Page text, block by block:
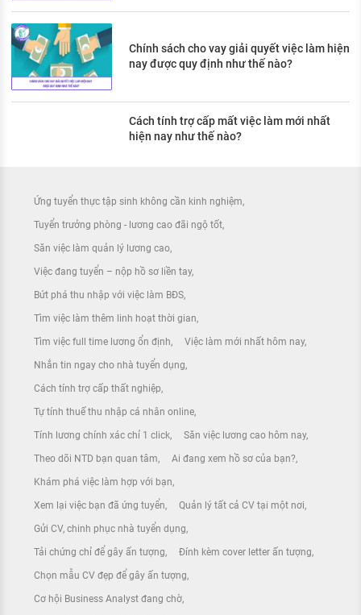
Chính sách cho vay giải quyết việc làm hiện
nay được quy định như thế nào?
Cách tính trợ cấp mất việc làm mới nhất
hiện nay như thế nào?
Ứng tuyển thực tập sinh không cần kinh nghiệm
Tuyển trưởng phòng - lương cao đãi ngộ tốt
Săn việc làm quản lý lương cao
Việc đang tuyển – nộp hồ sơ liền tay
Bứt phá thu nhập với việc làm BĐS
Tìm việc làm thêm linh hoạt thời gian
Tìm việc full time lương ổn định Việc làm mới nhất hôm nay
Nhắn tin ngay cho nhà tuyển dụng
Cách tính trợ cấp thất nghiệp
Tự tính thuế thu nhập cá nhân online
Tính lương chính xác chỉ 1 click Săn việc lương cao hôm nay
Theo dõi NTD bạn quan tâm Ai đang xem hồ sơ của bạn?
Khám phá việc làm hợp với bạn
Xem lại việc bạn đã ứng tuyển Quản lý tất cả CV tại một nơi
Gửi CV, chinh phục nhà tuyển dụng
Tải chứng chỉ để gây ấn tượng Đính kèm cover letter ấn tượng
Chọn mẫu CV đẹp để gây ấn tượng
Cơ hội Business Analyst đang chờ